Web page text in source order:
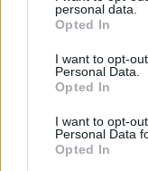
grant or deny
use your data for
consent section.
personal data.
Opted In
I want to opt-
Personal Data.
Opted In
I want to opt-
Personal Data
Opted In
Continua a
B2B NEWS